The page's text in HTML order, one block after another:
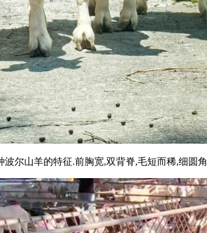
波尔山羊的特征.前胸宽,双背脊,毛短而稀,细圆角